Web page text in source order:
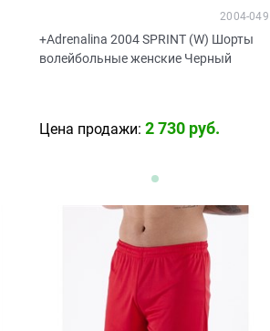
+Adrenalina 2004 SPRINT (W) Шорты
волейбольные женские Черный
2004-049
Цена продажи: 2 730 руб.